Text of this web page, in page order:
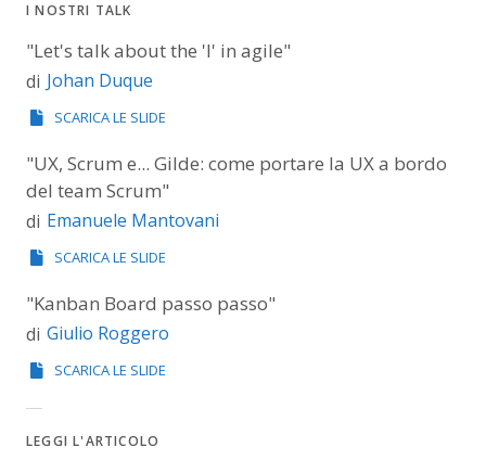
I NOSTRI TALK
"Let's talk about the 'I' in agile"
di Johan Duque
SCARICA LE SLIDE
"UX, Scrum e... Gilde: come portare la UX a bordo
del team Scrum"
di Emanuele Mantovani
SCARICA LE SLIDE
"Kanban Board passo passo"
di Giulio Roggero
SCARICA LE SLIDE
LEGGI L'ARTICOLO